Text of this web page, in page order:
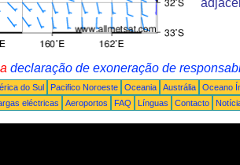
declaração de exoneração de
do Sul Pacifico Noroeste Oceania Austrália Oceano
eléctricas Aeroportos FAQ Línguas Contacto